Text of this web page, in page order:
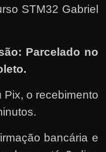
STM32 Gabriel
Parcelado no
Pix, o recebimento
bancária e